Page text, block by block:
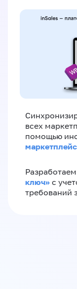
всех
помощью
Разработаем
ключ»‎ с
требований